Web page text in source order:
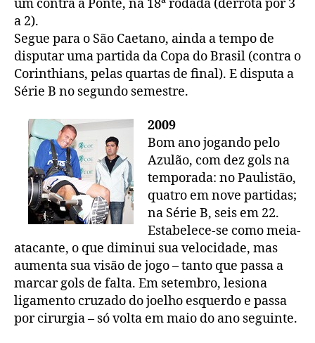
um contra a Ponte, na 18ª rodada (derrota por 3
a 2).
Segue para o São Caetano, ainda a tempo de
disputar uma partida da Copa do Brasil (contra o
Corinthians, pelas quartas de final). E disputa a
Série B no segundo semestre.
2009
Bom ano jogando pelo
Azulão, com dez gols na
temporada: no Paulistão,
quatro em nove partidas;
na Série B, seis em 22.
Estabelece-se como meia-
atacante, o que diminui sua velocidade, mas
aumenta sua visão de jogo – tanto que passa a
marcar gols de falta. Em setembro, lesiona
ligamento cruzado do joelho esquerdo e passa
por cirurgia – só volta em maio do ano seguinte.